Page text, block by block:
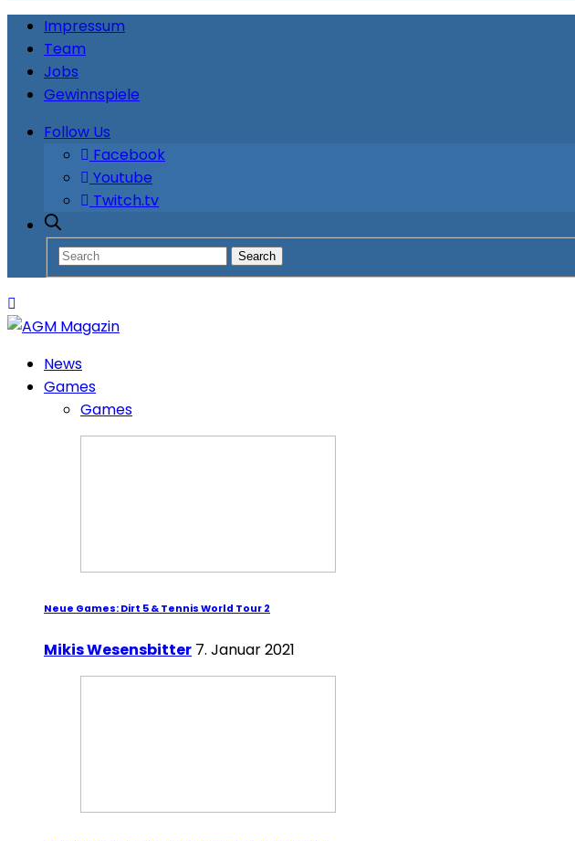
Impressum
Team
Jobs
Gewinnspiele
Follow Us
Facebook
Youtube
Twitch.tv
News
Games
Games
Neue Games: Dirt 5 & Tennis World Tour 2
Mikis Wesensbitter 7. Januar 2021